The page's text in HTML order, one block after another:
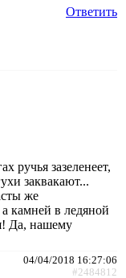
Ответить
ручья зазеленеет,
заквакают...
же
камней в ледяной
Да, нашему
04/04/2018 16:27:06
#2484812